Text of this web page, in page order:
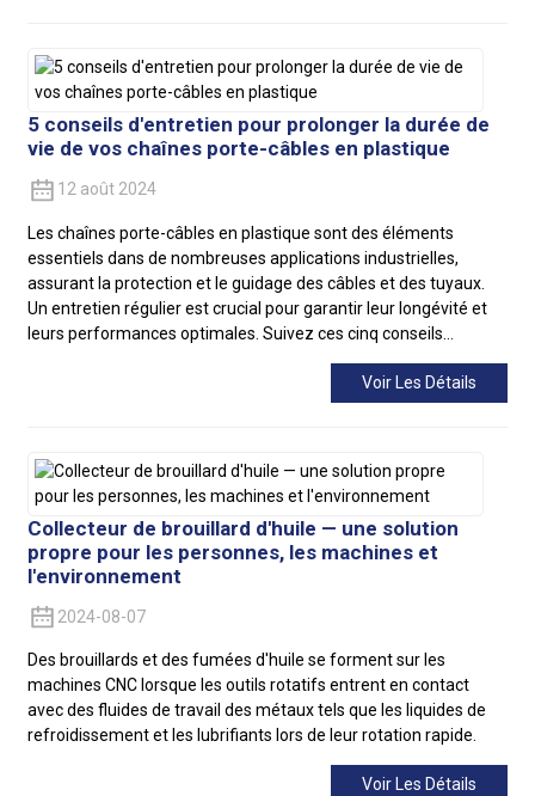
5 conseils d'entretien pour prolonger la durée de
vie de vos chaînes porte-câbles en plastique
12 août 2024
Les chaînes porte-câbles en plastique sont des éléments
essentiels dans de nombreuses applications industrielles,
assurant la protection et le guidage des câbles et des tuyaux.
Un entretien régulier est crucial pour garantir leur longévité et
leurs performances optimales. Suivez ces cinq conseils…
Voir Les Détails
Collecteur de brouillard d'huile — une solution
propre pour les personnes, les machines et
l'environnement
2024-08-07
Des brouillards et des fumées d'huile se forment sur les
machines CNC lorsque les outils rotatifs entrent en contact
avec des fluides de travail des métaux tels que les liquides de
refroidissement et les lubrifiants lors de leur rotation rapide.
Voir Les Détails